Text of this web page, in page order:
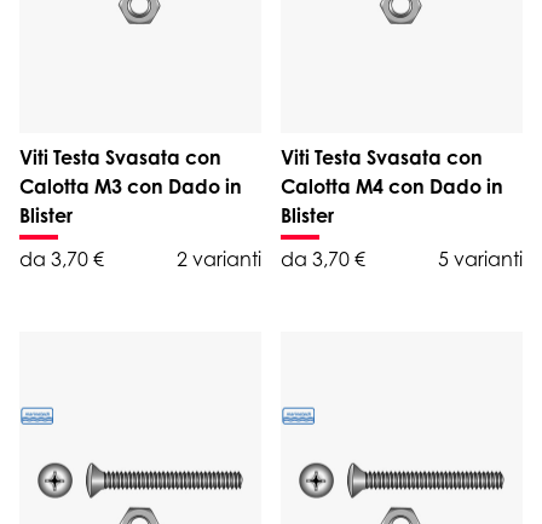
Viti Testa Svasata con
Calotta M3 con Dado in
Blister
da 3,70 €
2 varianti
Viti Testa Svasata con
Calotta M4 con Dado in
Blister
da 3,70 €
5 varianti